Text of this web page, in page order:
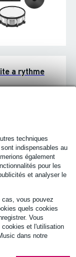
techniques
indispensables au
également
pour les
et analyser le
vous pouvez
quels cookies
Vous
et l'utilisation
dans notre
a rythme
batterie